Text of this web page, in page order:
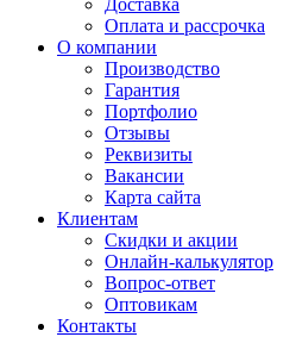
Доставка
Оплата и рассрочка
О компании
Производство
Гарантия
Портфолио
Отзывы
Реквизиты
Вакансии
Карта сайта
Клиентам
Скидки и акции
Онлайн-калькулятор
Вопрос-ответ
Оптовикам
Контакты